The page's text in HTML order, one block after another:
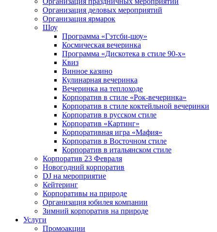
Организация деловых мероприятий
Организация ярмарок
Шоу
Программа «Гэтсби-шоу»
Космическая вечеринка
Программа «Дискотека в стиле 90-х»
Квиз
Винное казино
Кулинарная вечеринка
Вечеринка на теплоходе
Корпоратив в стиле «Рок-вечеринка»
Корпоратив в стиле коктейльной вечеринки
Корпоратив в русском стиле
Корпоратив «Картинг»
Корпоративная игра «Мафия»
Корпоратив в Восточном стиле
Корпоратив в итальянском стиле
Корпоратив 23 Февраля
Новогодний корпоратив
DJ на мероприятие
Кейтеринг
Корпоративы на природе
Организация юбилея компании
Зимний корпоратив на природе
Услуги
Промоакции